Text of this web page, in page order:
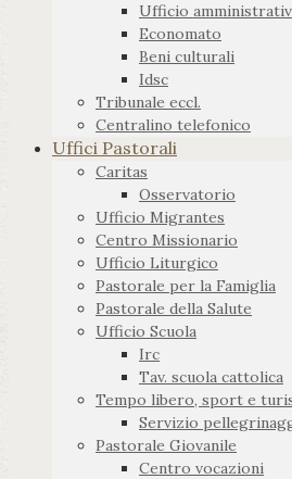
Ufficio
Economato
Beni culturali
Idsc
Tribunale eccl.
Centralino telefonico
Uffici Pastorali
Caritas
Osservatorio
Ufficio Migrantes
Centro Missionario
Ufficio Liturgico
Pastorale per la Famiglia
Pastorale della Salute
Ufficio Scuola
Irc
Tav. scuola cattolica
Tempo libero, sport e
Servizio
Pastorale Giovanile
Centro vocazioni